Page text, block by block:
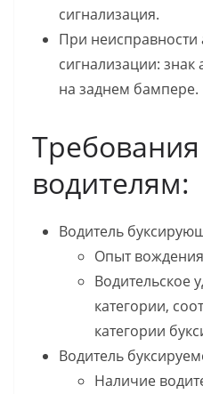
сигнализация.
При
сигнализации:
на заднем бампере.
водителям:
Водитель
Опыт
Водительское
категории,
категории
Водитель
Наличие